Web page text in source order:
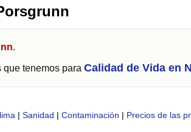
.
tenemos para Calidad de Vida en
| Sanidad | Contaminación | Precios de las